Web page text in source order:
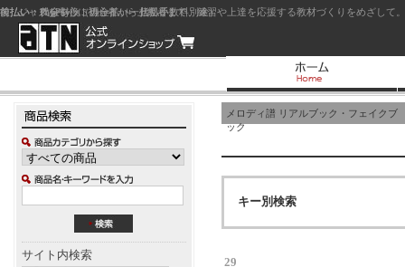
ジャズを中心に初心者から上級者まで、練習や上達を応援する教材づくりをめざし
サイト内検索
メロディ譜 リアルブック・フェイクブ
ック
キー別検索
29
前払い：クレジットカード（一括払い）
後払い：代金引換（現金払い・代引手数料別途）
前払い：PayPay